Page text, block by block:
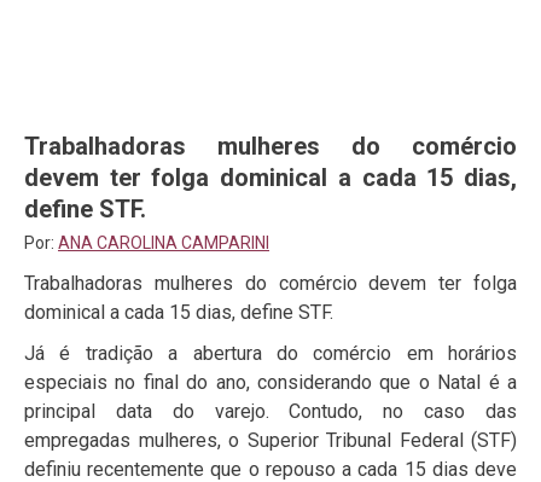
Trabalhadoras mulheres do comércio
devem ter folga dominical a cada 15 dias,
define STF.
Por: ANA CAROLINA CAMPARINI
Trabalhadoras mulheres do comércio devem ter folga
dominical a cada 15 dias, define STF.
Já é tradição a abertura do comércio em horários
especiais no final do ano, considerando que o Natal é a
principal data do varejo. Contudo, no caso das
empregadas mulheres, o Superior Tribunal Federal (STF)
definiu recentemente que o repouso a cada 15 dias deve